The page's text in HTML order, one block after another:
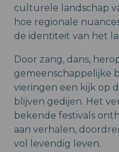
culturele landschap
hoe regionale
de identiteit van het
Door zang, dans,
gemeenschappelijke
vieringen een kijk op
blijven gedijen. Het
bekende festivals
aan verhalen,
vol levendig leven.